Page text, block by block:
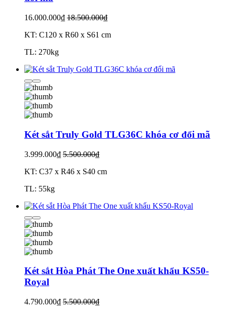
16.000.000₫ 18.500.000₫
KT: C120 x R60 x S61 cm
TL: 270kg
Két sắt Truly Gold TLG36C khóa cơ đổi mã
3.999.000₫ 5.500.000₫
KT: C37 x R46 x S40 cm
TL: 55kg
Két sắt Hòa Phát The One xuất khẩu KS50-
Royal
4.790.000₫ 5.500.000₫